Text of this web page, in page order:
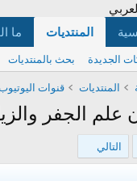
المنتديات ما
الجديدة
بحث بالمنتديات
المنتديات قنوات
علم الجفر
التالي